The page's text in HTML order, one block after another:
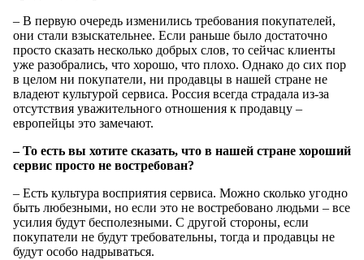
– В первую очередь изменились требования покупателей,
они стали взыскательнее. Если раньше было достаточно
просто сказать несколько добрых слов, то сейчас клиенты
уже разобрались, что хорошо, что плохо. Однако до сих пор
в целом ни покупатели, ни продавцы в нашей стране не
владеют культурой сервиса. Россия всегда страдала из-за
отсутствия уважительного отношения к продавцу –
европейцы это замечают.
– То есть вы хотите сказать, что в нашей стране хороший
сервис просто не востребован?
– Есть культура восприятия сервиса. Можно сколько угодно
быть любезными, но если это не востребовано людьми – все
усилия будут бесполезными. С другой стороны, если
покупатели не будут требовательны, тогда и продавцы не
будут особо надрываться.